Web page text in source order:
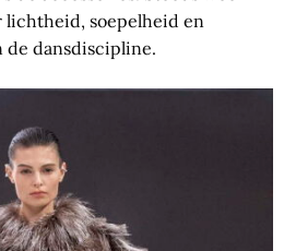
lichtheid, soepelheid en
de dansdiscipline.